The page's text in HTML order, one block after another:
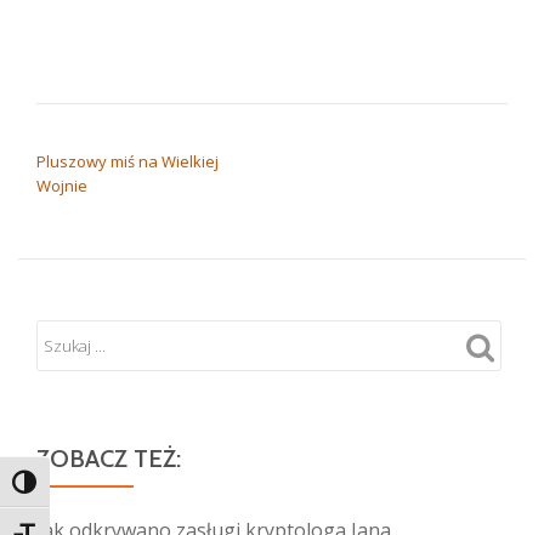
TOGGLE HIGH CONTRAST
Pluszowy miś na Wielkiej
Wojnie
ZOBACZ TEŻ: